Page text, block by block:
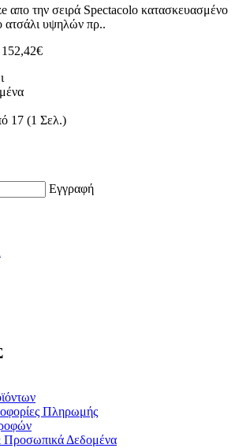
απο την σειρά Spectacolo κατασκευασμένο
ατσάλι υψηλών πρ..
17 (1 Σελ.)
Εγγραφή
Πληρωμής
Δεδομένα